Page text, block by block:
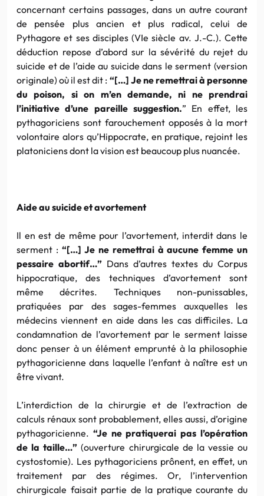
concernant certains passages, dans un autre courant
de pensée plus ancien et plus radical, celui de
Pythagore et ses disciples (VIe siècle av. J.-C.). Cette
déduction repose d’abord sur la sévérité du rejet du
suicide et de l’aide au suicide dans le serment (version
originale) où il est dit : “[…] Je ne remettrai à personne
du poison, si on m’en demande, ni ne prendrai
l’initiative d’une pareille suggestion.” En effet, les
pythagoriciens sont farouchement opposés à la mort
volontaire alors qu’Hippocrate, en pratique, rejoint les
platoniciens dont la vision est beaucoup plus nuancée.
Aide au suicide et avortement
Il en est de même pour l’avortement, interdit dans le
serment : “[…] Je ne remettrai à aucune femme un
pessaire abortif…” Dans d’autres textes du Corpus
hippocratique, des techniques d’avortement sont
même décrites. Techniques non-punissables,
pratiquées par des sages-femmes auxquelles les
médecins viennent en aide dans les cas difficiles. La
condamnation de l’avortement par le serment laisse
donc penser à un élément emprunté à la philosophie
pythagoricienne dans laquelle l’enfant à naître est un
être vivant.
L’interdiction de la chirurgie et de l’extraction de
calculs rénaux sont probablement, elles aussi, d’origine
pythagoricienne. “Je ne pratiquerai pas l’opération
de la taille…”(ouverture chirurgicale de la vessie ou
cystostomie). Les pythagoriciens prônent, en effet, un
traitement par des régimes. Or, l’intervention
chirurgicale faisait partie de la pratique courante du